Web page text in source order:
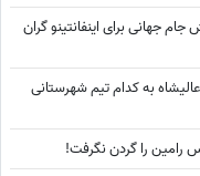
جهانی برای اینفانتینو گران
به کدام تیم شهرستانی
رامین را گردن نگرفت!